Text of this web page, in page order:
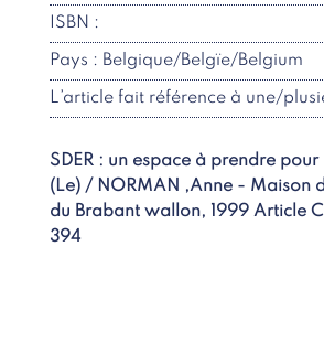
ISBN :
Pays : Belgique/Belgïe/Belgium
L’article fait référence à une/
SDER : un espace à prendre
(Le) / NORMAN ,Anne - Maison
du Brabant wallon, 1999 Article
394